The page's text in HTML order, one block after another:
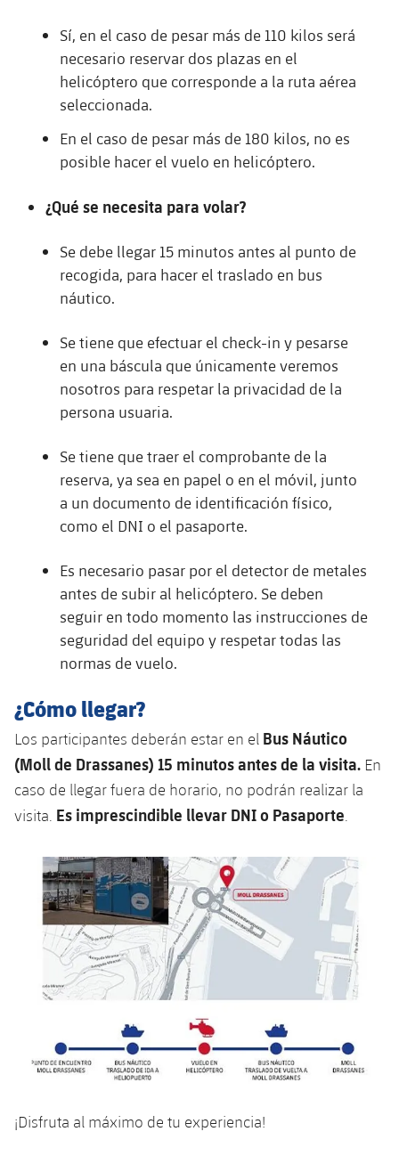
Sí, en el caso de pesar más de 110 kilos será
necesario reservar dos plazas en el
helicóptero que corresponde a la ruta aérea
seleccionada.
En el caso de pesar más de 180 kilos, no es
posible hacer el vuelo en helicóptero.
¿Qué se necesita para volar?
Se debe llegar 15 minutos antes al punto de
recogida, para hacer el traslado en bus
náutico.
Se tiene que efectuar el check-in y pesarse
en una báscula que únicamente veremos
nosotros para respetar la privacidad de la
persona usuaria.
Se tiene que traer el comprobante de la
reserva, ya sea en papel o en el móvil, junto
a un documento de identificación físico,
como el DNI o el pasaporte.
Es necesario pasar por el detector de metales
antes de subir al helicóptero. Se deben
seguir en todo momento las instrucciones de
seguridad del equipo y respetar todas las
normas de vuelo.
¿Cómo llegar?
Los participantes deberán estar en el Bus Náutico
(Moll de Drassanes) 15 minutos antes de la visita. En
caso de llegar fuera de horario, no podrán realizar la
visita. Es imprescindible llevar DNI o Pasaporte
¡Disfruta al máximo de tu experiencia!